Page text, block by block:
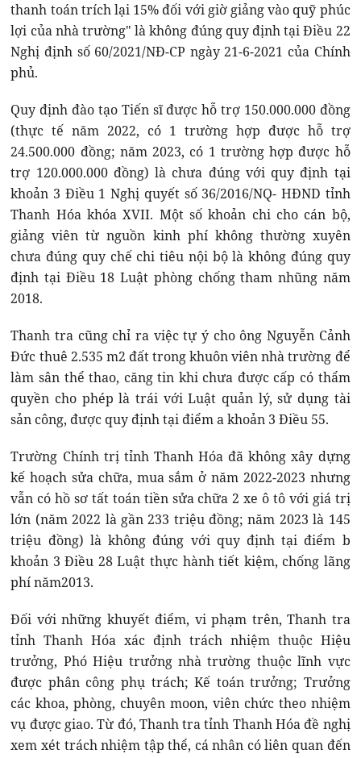
thanh toán trích lại 15% đối với giờ giảng vào quỹ phúc
lợi của nhà trường" là không đúng quy định tại Điều 22
Nghị định số 60/2021/NĐ-CP ngày 21-6-2021 của Chính
phủ.
Quy định đào tạo Tiến sĩ được hỗ trợ 150.000.000 đồng
(thực tế năm 2022, có 1 trường hợp được hỗ trợ
24.500.000 đồng; năm 2023, có 1 trường hợp được hỗ
trợ 120.000.000 đồng) là chưa đúng với quy định tại
khoản 3 Điều 1 Nghị quyết số 36/2016/NQ- HĐND tỉnh
Thanh Hóa khóa XVII. Một số khoản chi cho cán bộ,
giảng viên từ nguồn kinh phí không thường xuyên
chưa đúng quy chế chi tiêu nội bộ là không đúng quy
định tại Điều 18 Luật phòng chống tham nhũng năm
2018.
Thanh tra cũng chỉ ra việc tự ý cho ông Nguyễn Cảnh
Đức thuê 2.535 m2 đất trong khuôn viên nhà trường để
làm sân thể thao, căng tin khi chưa được cấp có thẩm
quyền cho phép là trái với Luật quản lý, sử dụng tài
sản công, được quy định tại điểm a khoản 3 Điều 55.
Trường Chính trị tỉnh Thanh Hóa đã không xây dựng
kế hoạch sửa chữa, mua sắm ở năm 2022-2023 nhưng
vẫn có hồ sơ tất toán tiền sửa chữa 2 xe ô tô với giá trị
lớn (năm 2022 là gần 233 triệu đồng; năm 2023 là 145
triệu đồng) là không đúng với quy định tại điểm b
khoản 3 Điều 28 Luật thực hành tiết kiệm, chống lãng
phí năm2013.
Đối với những khuyết điểm, vi phạm trên, Thanh tra
tỉnh Thanh Hóa xác định trách nhiệm thuộc Hiệu
trưởng, Phó Hiệu trưởng nhà trường thuộc lĩnh vực
được phân công phụ trách; Kế toán trưởng; Trưởng
các khoa, phòng, chuyên moon, viên chức theo nhiệm
vụ được giao. Từ đó, Thanh tra tỉnh Thanh Hóa đề nghị
xem xét trách nhiệm tập thể, cá nhân có liên quan đến